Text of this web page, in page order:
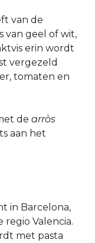
van de
van geel of wit,
erin wordt
vergezeld
tomaten en
de arròs
aan het
in Barcelona,
Valencia.
met pasta